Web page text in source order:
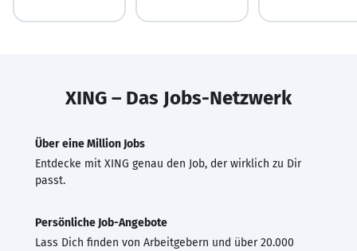
XING – Das Jobs-Netzwerk
Über eine Million Jobs
Entdecke mit XING genau den Job, der wirklich zu Dir
passt.
Persönliche Job-Angebote
Lass Dich finden von Arbeitgebern und über 20.000